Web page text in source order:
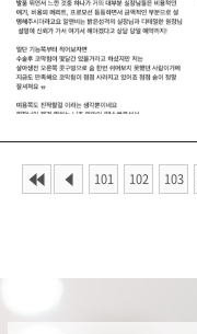
101 102 103